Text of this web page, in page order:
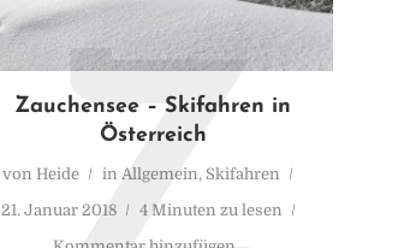
Zauchensee – Skifahren in
Österreich
von Heide in Allgemein, Skifahren
21. Januar 2018
4 Minuten zu lesen